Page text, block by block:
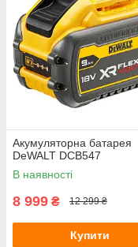
Акумуляторна батарея
DeWALT DCB547
В наявності
8 999 ₴ 12 299 ₴
Купити